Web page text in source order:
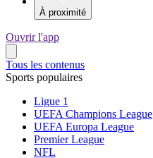
À proximité
Ouvrir l'app
Tous les contenus
Sports populaires
Ligue 1
UEFA Champions League
UEFA Europa League
Premier League
NFL